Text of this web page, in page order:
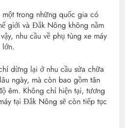
trong những quốc gia có
giới và Đắk Nông không nằm
nhu cầu về phụ tùng xe máy
lớn.
dừng lại ở nhu cầu sửa chữa
ngày, mà còn bao gồm tân
êm. Không chỉ hiện tại, tương
tại Đắk Nông sẽ còn tiếp tục